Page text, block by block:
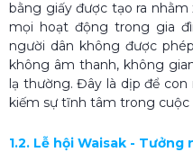
bằng giấy được tạo ra nhằm
mọi hoạt động trong gia
người dân không được
không âm thanh, không
lạ thường. Đây là dịp để
kiếm sự tĩnh tâm trong cuộc
1.2. Lễ hội Waisak -